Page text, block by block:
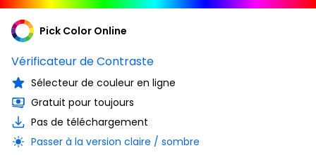
Pick Color Online
Vérificateur de Contraste
Sélecteur de couleur en ligne
Gratuit pour toujours
Pas de téléchargement
Passer à la version claire / sombre